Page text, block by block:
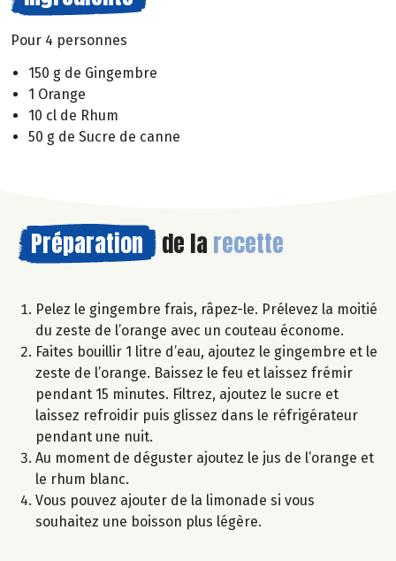
Pour 4 personnes
150 g de Gingembre
1 Orange
10 cl de Rhum
50 g de Sucre de canne
Préparation de la recette
Pelez le gingembre frais, râpez-le. Prélevez la moitié
du zeste de l’orange avec un couteau économe.
Faites bouillir 1 litre d’eau, ajoutez le gingembre et le
zeste de l’orange. Baissez le feu et laissez frémir
pendant 15 minutes. Filtrez, ajoutez le sucre et
laissez refroidir puis glissez dans le réfrigérateur
pendant une nuit.
Au moment de déguster ajoutez le jus de l’orange et
le rhum blanc.
Vous pouvez ajouter de la limonade si vous
souhaitez une boisson plus légère.